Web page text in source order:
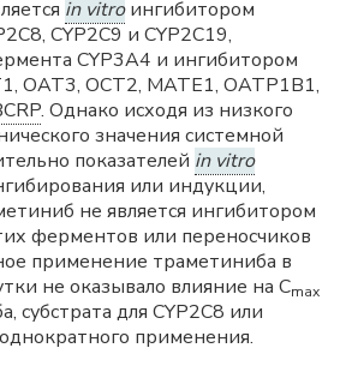
in vitroингибитором
CYP2C9 и CYP2C19,
CYP3A4 и ингибитором
ОАТ3, ОСТ2, МАТЕ1, ОАТР1В1,
. Однако исходя из низкого
значения системной
показателей in vitro
или индукции,
не является ингибитором
ферментов или переносчиков
применение траметиниба в
не оказывало влияние на Сmах
субстрата для CYP2C8 или
применения.